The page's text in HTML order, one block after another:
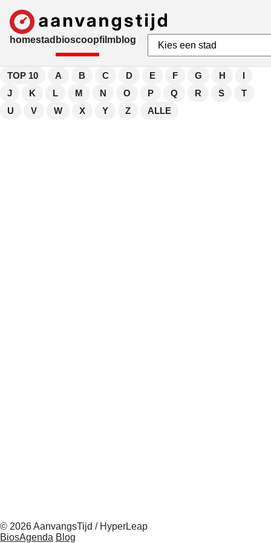
homestad bioscoopfilmblog
TOP 10 A B C D E F G H
I
J
K L M N O P Q R S
T
U
V W X Y Z ALLE
© 2026 AanvangsTijd / HyperLeap
BiosAgenda Blog